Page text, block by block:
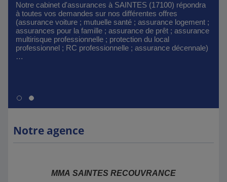
Notre cabinet d'assurances à SAINTES (17100) répondra
à toutes vos demandes sur nos différentes offres
(assurance voiture ; mutuelle santé ; assurance logement ;
assurances pour la famille ; assurance de prêt ; assurance
multirisque professionnelle ; protection du local
professionnel ; RC professionnelle ; assurance décennale)
…
Notre agence
MMA SAINTES RECOUVRANCE